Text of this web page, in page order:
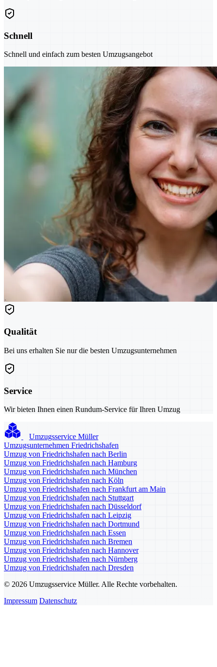
Schnell
Schnell und einfach zum besten Umzugsangebot
Qualität
Bei uns erhalten Sie nur die besten Umzugsunternehmen
Service
Wir bieten Ihnen einen Rundum-Service für Ihren Umzug
Umzugsservice Müller
Umzugsunternehmen Friedrichshafen
Umzug von Friedrichshafen nach Berlin
Umzug von Friedrichshafen nach Hamburg
Umzug von Friedrichshafen nach München
Umzug von Friedrichshafen nach Köln
Umzug von Friedrichshafen nach Frankfurt am Main
Umzug von Friedrichshafen nach Stuttgart
Umzug von Friedrichshafen nach Düsseldorf
Umzug von Friedrichshafen nach Leipzig
Umzug von Friedrichshafen nach Dortmund
Umzug von Friedrichshafen nach Essen
Umzug von Friedrichshafen nach Bremen
Umzug von Friedrichshafen nach Hannover
Umzug von Friedrichshafen nach Nürnberg
Umzug von Friedrichshafen nach Dresden
© 2026 Umzugsservice Müller. Alle Rechte vorbehalten.
Impressum Datenschutz